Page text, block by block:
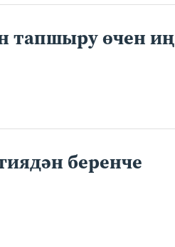
тапшыру өчен иң
беренче